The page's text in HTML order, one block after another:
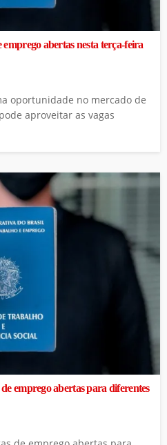
abertas nesta terça-feira
oportunidade no mercado de
aproveitar as vagas
emprego abertas para diferentes